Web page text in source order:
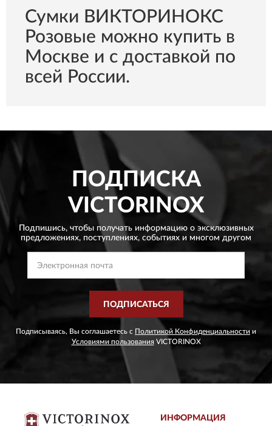
Сумки ВИКТОРИНОКС
Розовые можно купить в
Москве и с доставкой по
всей России.
ПОДПИСКА
VICTORINOX
Подпишись, чтобы получать информацию о эксклюзивных
предложениях, поступлениях, событиях и многом другом
ПОДПИСАТЬСЯ
Подписываясь, Вы соглашаетесь с Политикой Конфиденциальности и
Условиями пользованияVICTORINOX
ИНФОРМАЦИЯ